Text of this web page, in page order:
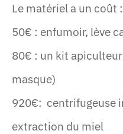
Le matériel a un coût :
50€ : enfumoir, lève
80€ : un kit
masque)
920€: centrifugeuse
extraction du miel